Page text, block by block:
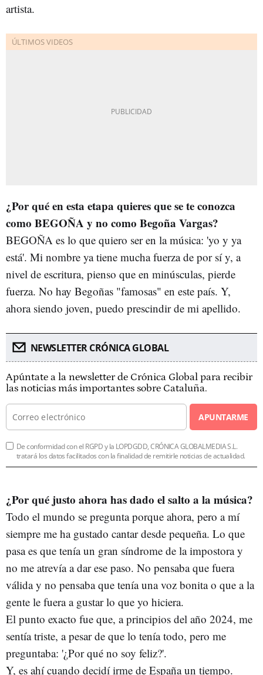
artista.
¿Por qué en esta etapa quieres que se te conozca
como BEGOÑA y no como Begoña Vargas?
BEGOÑA es lo que quiero ser en la música: 'yo y ya
está'. Mi nombre ya tiene mucha fuerza de por sí y, a
nivel de escritura, pienso que en minúsculas, pierde
fuerza. No hay Begoñas "famosas" en este país. Y,
ahora siendo joven, puedo prescindir de mi apellido.
NEWSLETTER CRÓNICA GLOBAL
Apúntate a la newsletter de Crónica Global para recibir
las noticias más importantes sobre Cataluña.
APUNTARME
De conformidad con el RGPD y la LOPDGDD, CRÓNICA GLOBALMEDIA S.L.
tratará los datos facilitados con la finalidad de remitirle noticias de actualidad.
¿Por qué justo ahora has dado el salto a la música?
Todo el mundo se pregunta porque ahora, pero a mí
siempre me ha gustado cantar desde pequeña. Lo que
pasa es que tenía un gran síndrome de la impostora y
no me atrevía a dar ese paso. No pensaba que fuera
válida y no pensaba que tenía una voz bonita o que a la
gente le fuera a gustar lo que yo hiciera.
El punto exacto fue que, a principios del año 2024, me
sentía triste, a pesar de que lo tenía todo, pero me
preguntaba: '¿Por qué no soy feliz?'.
Y, es ahí cuando decidí irme de España un tiempo.